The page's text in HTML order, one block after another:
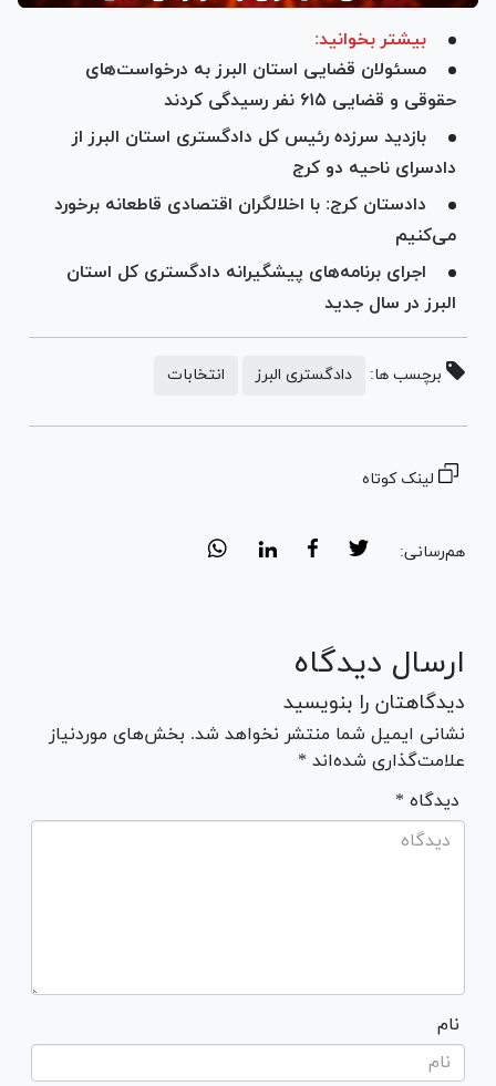
بیشتر بخوانید:
مسئولان قضایی استان البرز به درخواست‌های
حقوقی و قضایی ۶۱۵ نفر رسیدگی کردند
بازدید سرزده رئیس کل دادگستری استان البرز از
دادسرای ناحیه دو کرج
دادستان کرج: با اخلالگران اقتصادی قاطعانه برخورد
می‌کنیم
اجرای برنامه‌های پیشگیرانه دادگستری کل استان
البرز در سال جدید
برچسب ها: دادگستری البرز انتخابات
لینک کوتاه
هم‌رسانی:
ارسال دیدگاه
دیدگاهتان را بنویسید
نشانی ایمیل شما منتشر نخواهد شد. بخش‌های موردنیاز
علامت‌گذاری شده‌اند *
* دیدگاه
نام